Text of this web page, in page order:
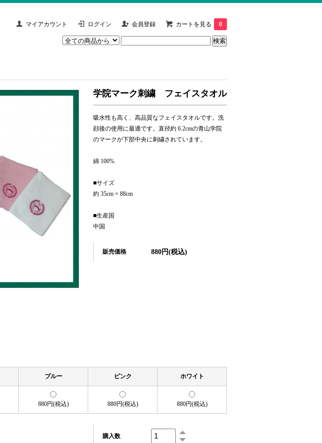
マイアカウント ログイン 会員登録 カートを見る 0
学院マーク刺繍 フェイスタオル
吸水性も高く、高品質なフェイスタオルです。洗
顔後の使用に最適です。直径約 6.2cmの青山学院
のマークが下部中央に刺繍されています。
綿 100%
■サイズ
約 35cm × 88cm
■生産国
中国
販売価格 880円(税込)
ブルー ピンク ホワイト
880円(税込) 880円(税込) 880円(税込)
購入数